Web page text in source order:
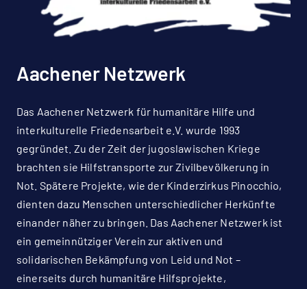
Aachener Netzwerk
Das Aachener Netzwerk für humanitäre Hilfe und
interkulturelle Friedensarbeit e.V. wurde 1993
gegründet. Zu der Zeit der jugoslawischen Kriege
brachten sie Hilfstransporte zur Zivilbevölkerung in
Not. Spätere Projekte, wie der Kinderzirkus Pinocchio,
dienten dazu Menschen unterschiedlicher Herkünfte
einander näher zu bringen. Das Aachener Netzwerk ist
ein gemeinnütziger Verein zur aktiven und
solidarischen Bekämpfung von Leid und Not –
einerseits durch humanitäre Hilfsprojekte,